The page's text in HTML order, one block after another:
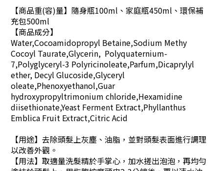
【商品重(容)量】隨身瓶100ml、家庭瓶450ml、環保補
充包500ml
【商品成分】
Water,Cocoamidopropyl Betaine,Sodium Methy
Cocoyl Taurate,Glycerin, Polyquaternium-
7,Polyglyceryl-3 Polyricinoleate,Parfum,Dicaprylyl
ether, Decyl Glucoside,Glyceryl
oleate,Phenoxyethanol,Guar
hydroxypropyltrimonium chloride,Hexamidine
diisethionate,Yeast Ferment Extract,Phyllanthus
Emblica Fruit Extract,Citric Acid
【用途】去除頭髮上灰塵、油脂，並對頭髮表面進行調理
以改善外觀。
【用法】取適量洗髮精於手掌心，加水搓出泡泡，再均勻